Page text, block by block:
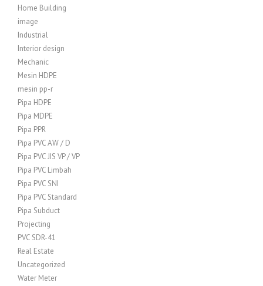
Home Building
image
Industrial
Interior design
Mechanic
Mesin HDPE
mesin pp-r
Pipa HDPE
Pipa MDPE
Pipa PPR
Pipa PVC AW / D
Pipa PVC JIS VP / VP
Pipa PVC Limbah
Pipa PVC SNI
Pipa PVC Standard
Pipa Subduct
Projecting
PVC SDR-41
Real Estate
Uncategorized
Water Meter